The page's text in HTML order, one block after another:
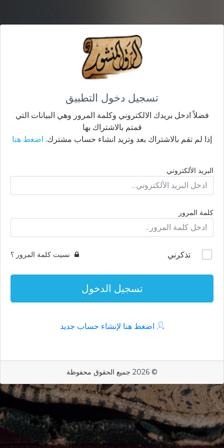
تسجيل دخول التطبيق
فضلاً ادخل بريدك الالكتروني وكلمة المرور وهي البيانات التي
قمتم بالاشتراك بها
إذا لم تقم بالاشتراك بعد وتريد انشاء حساب مشترك. اضغط هنا
البريد الألكتروني
كلمة المرور
تذكرني نسيت كلمة المرور ؟
تسجيل الدخول
اضغط هنا لإنشاء حساب جديد
© 2026 جميع الحقوق محفوظة